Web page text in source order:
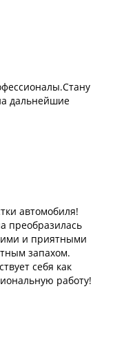
дальнейшие
автомобиля!
преобразилась
и приятными
запахом.
себя как
работу!